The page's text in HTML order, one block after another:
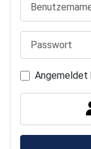
Angemeldet